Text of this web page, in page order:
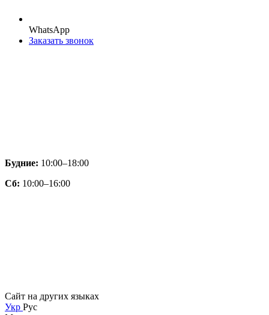
WhatsApp
Заказать звонок
Будние: 10:00–18:00
Сб: 10:00–16:00
Сайт на других языках
Укр Рус